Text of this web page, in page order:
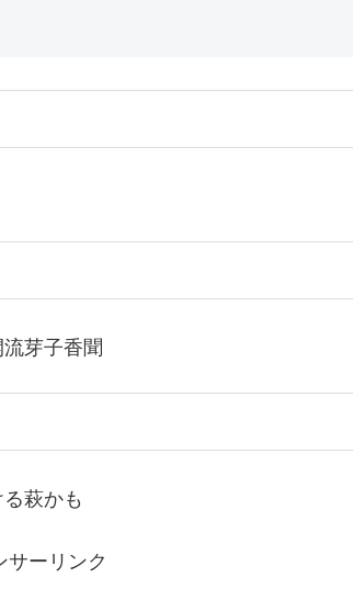
芽子香聞
萩かも
サーリンク